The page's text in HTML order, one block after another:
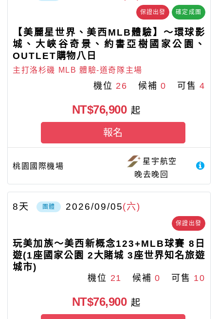
保證出發 確定成團
【美麗星世界、美西MLB體驗】～環球影
城、大峽谷奇景、約書亞樹國家公園、
OUTLET購物八日
機位 26 候補0 可售4
主打洛杉磯 MLB 體驗-道奇隊主場
桃園國際機場
星宇航空
晚去晚回
NT$76,900 起
報名
保證出發
團體 2026/09/05(六)
8天
玩美加族〜美西新概念123+MLB球賽 8日
遊(1座國家公園 2大賭城 3座世界知名旅遊
城市)
機位 21 候補0 可售 10
NT$76,900 起